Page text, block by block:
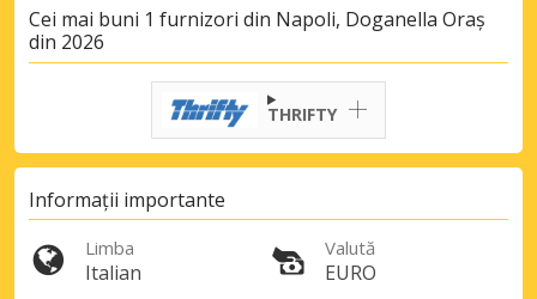
Cei mai buni 1 furnizori din Napoli, Doganella Oraș
din 2026
THRIFTY
Informații importante
Limba
Italian
Valută
EURO
Accesați ofertele exclusive ale